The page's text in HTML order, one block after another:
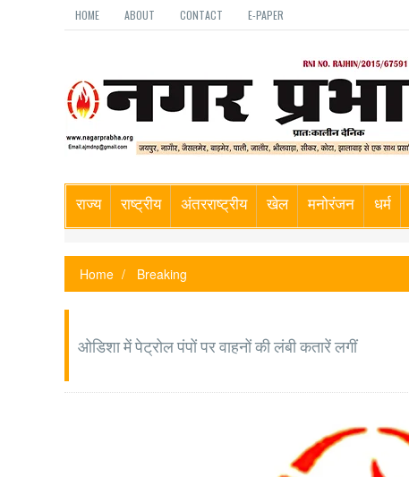
HOME ABOUT CONTACT E-PAPER
राज्य राष्ट्रीय अंतरराष्ट्रीय खेल मनोरंजन धर्म
Home Breaking
ओडिशा में पेट्रोल पंपों पर वाहनों की लंबी कतारें लगीं